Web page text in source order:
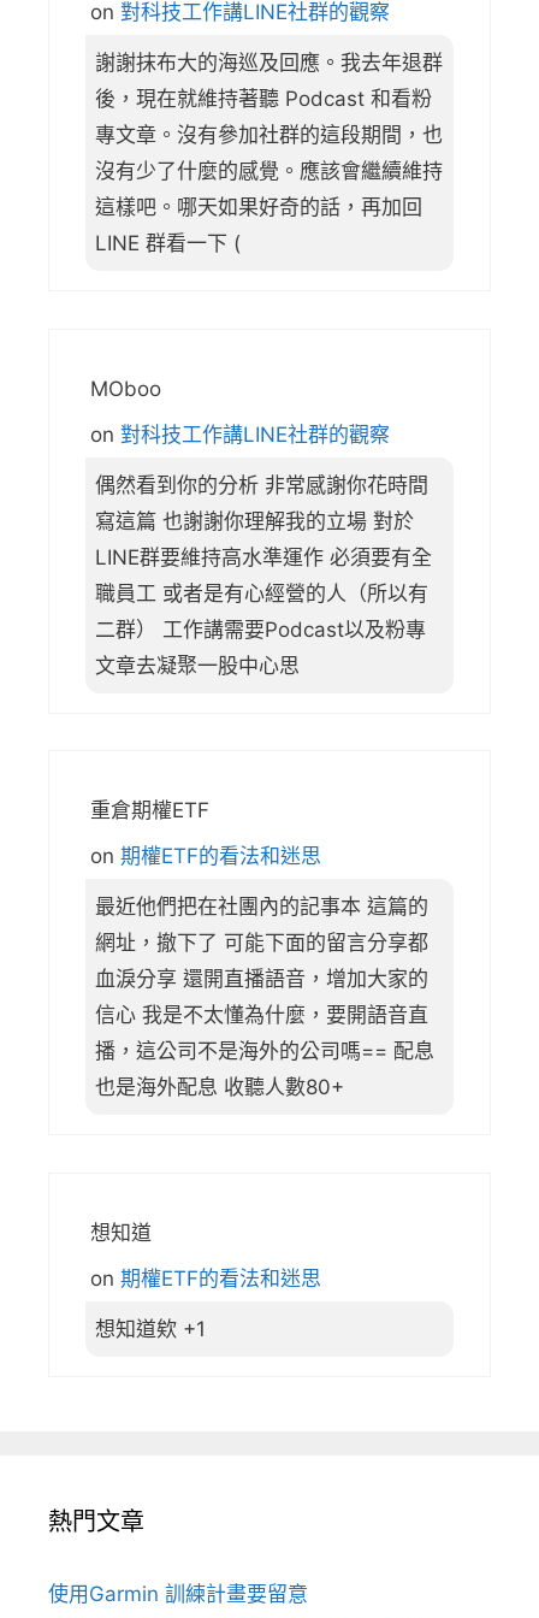
on 對科技工作講LINE社群的觀察
謝謝抹布大的海巡及回應。我去年退群
後，現在就維持著聽 Podcast 和看粉
專文章。沒有參加社群的這段期間，也
沒有少了什麼的感覺。應該會繼續維持
這樣吧。哪天如果好奇的話，再加回
LINE 群看一下 (
MOboo
on 對科技工作講LINE社群的觀察
偶然看到你的分析 非常感謝你花時間
寫這篇 也謝謝你理解我的立場 對於
LINE群要維持高水準運作 必須要有全
職員工 或者是有心經營的人（所以有
二群） 工作講需要Podcast以及粉專
文章去凝聚一股中心思
重倉期權ETF
on 期權ETF的看法和迷思
最近他們把在社團內的記事本 這篇的
網址，撤下了 可能下面的留言分享都
血淚分享 還開直播語音，增加大家的
信心 我是不太懂為什麼，要開語音直
播，這公司不是海外的公司嗎== 配息
也是海外配息 收聽人數80+
想知道
on 期權ETF的看法和迷思
想知道欸 +1
熱門文章
使用Garmin 訓練計畫要留意